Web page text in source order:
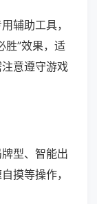
辅助工具，
胜”效果，适
意遵守游戏
型、智能出
摸等操作，